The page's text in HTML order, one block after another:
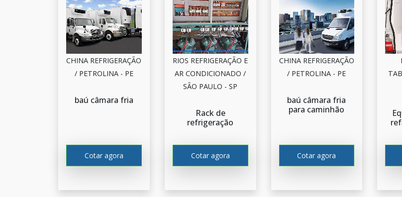
CHINA REFRIGERAÇÃO
/ PETROLINA - PE
baú câmara fria
Cotar agora
RIOS REFRIGERAÇÃO E
AR CONDICIONADO /
SÃO PAULO - SP
Rack de
refrigeração
Cotar agora
CHINA REFRIGERAÇÃO
/ PETROLINA - PE
baú câmara fria
para caminhão
Cotar agora